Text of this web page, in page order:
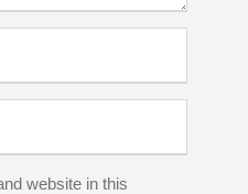
website in this